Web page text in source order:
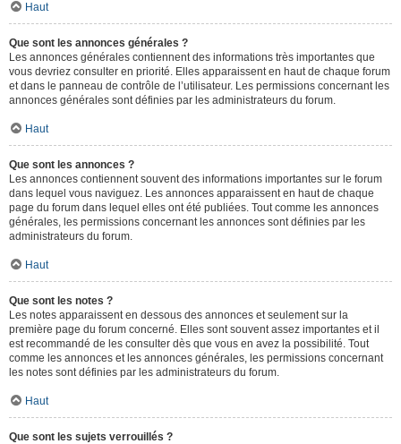
Haut
Que sont les annonces générales ?
Les annonces générales contiennent des informations très importantes que
vous devriez consulter en priorité. Elles apparaissent en haut de chaque forum
et dans le panneau de contrôle de l’utilisateur. Les permissions concernant les
annonces générales sont définies par les administrateurs du forum.
Haut
Que sont les annonces ?
Les annonces contiennent souvent des informations importantes sur le forum
dans lequel vous naviguez. Les annonces apparaissent en haut de chaque
page du forum dans lequel elles ont été publiées. Tout comme les annonces
générales, les permissions concernant les annonces sont définies par les
administrateurs du forum.
Haut
Que sont les notes ?
Les notes apparaissent en dessous des annonces et seulement sur la
première page du forum concerné. Elles sont souvent assez importantes et il
est recommandé de les consulter dès que vous en avez la possibilité. Tout
comme les annonces et les annonces générales, les permissions concernant
les notes sont définies par les administrateurs du forum.
Haut
Que sont les sujets verrouillés ?